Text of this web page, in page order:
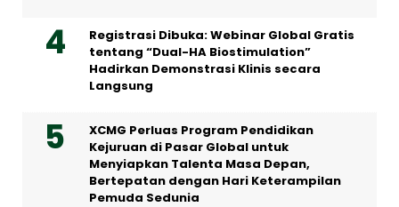
Registrasi Dibuka: Webinar Global Gratis
tentang “Dual-HA Biostimulation”
Hadirkan Demonstrasi Klinis secara
Langsung
XCMG Perluas Program Pendidikan
Kejuruan di Pasar Global untuk
Menyiapkan Talenta Masa Depan,
Bertepatan dengan Hari Keterampilan
Pemuda Sedunia